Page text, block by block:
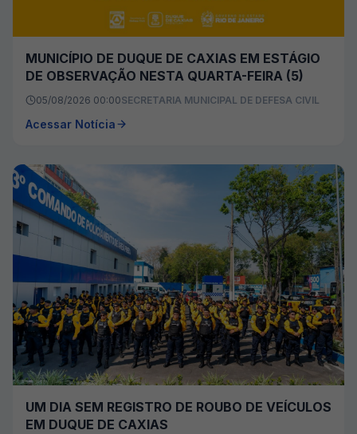
MUNICÍPIO DE DUQUE DE CAXIAS EM ESTÁGIO
DE OBSERVAÇÃO NESTA QUARTA-FEIRA (5)
05/08/2026 00:00SECRETARIA MUNICIPAL DE DEFESA CIVIL
Acessar Notícia
UM DIA SEM REGISTRO DE ROUBO DE VEÍCULOS
EM DUQUE DE CAXIAS